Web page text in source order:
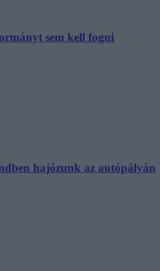
sem kell fogni
hajózunk az autópályán